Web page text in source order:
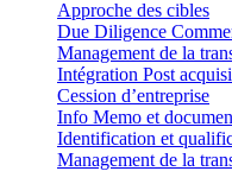
Approche des cibles
Due Diligence
Management de la
Intégration Post
Cession d’entreprise
Info Memo et
Identification et
Management de la